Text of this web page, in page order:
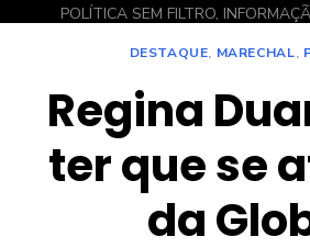
POLÍTICA SEM FILTRO,
DESTAQUE, MARECHAL,
Regina
ter que se
da